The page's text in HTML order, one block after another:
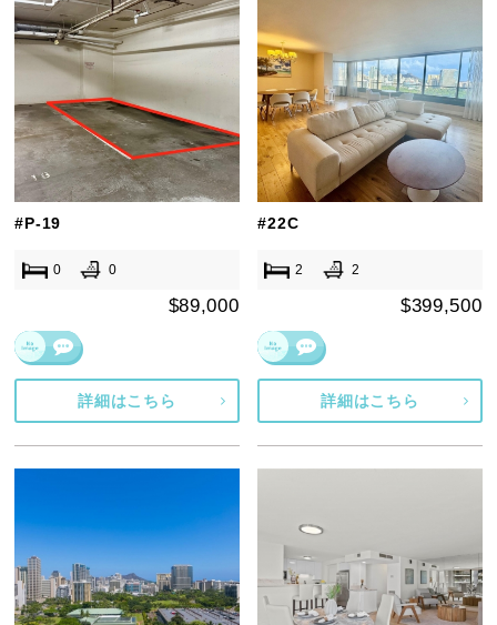
#P-19
0 0
$89,000
詳細はこちら
#22C
2 2
$399,500
詳細はこちら